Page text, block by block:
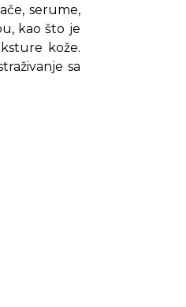
serume,
kao što je
kože.
sa